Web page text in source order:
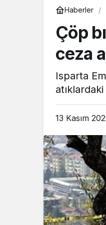
Haberler
Çöp
ceza
Isparta
13 Kasım